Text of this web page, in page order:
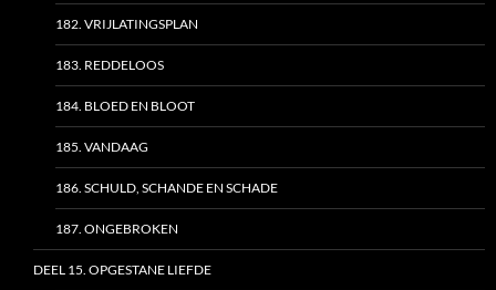
182. VRIJLATINGSPLAN
183. REDDELOOS
184. BLOED EN BLOOT
185. VANDAAG
186. SCHULD, SCHANDE EN SCHADE
187. ONGEBROKEN
DEEL 15. OPGESTANE LIEFDE